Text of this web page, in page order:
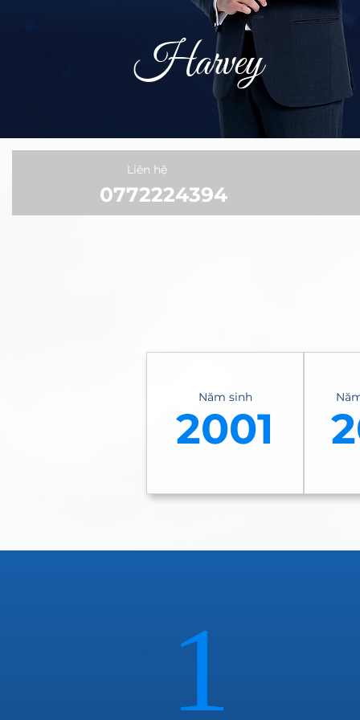
Harvey
Liên hệ
0772224394
Năm sinh
2001
1